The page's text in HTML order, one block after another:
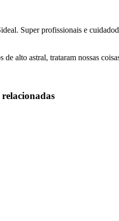
Super profissionais e
alto astral, trataram nossas
relacionadas